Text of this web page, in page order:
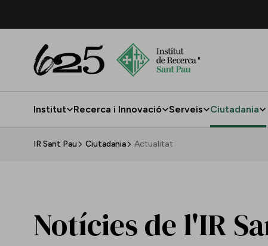
Institut Recerca i Innovació Serveis Ciutadania
IR Sant Pau Ciutadania Actualitat
Notícies de l'IR